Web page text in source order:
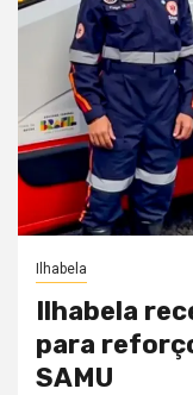
Ilhabela
Ilhabela
para
SAMU